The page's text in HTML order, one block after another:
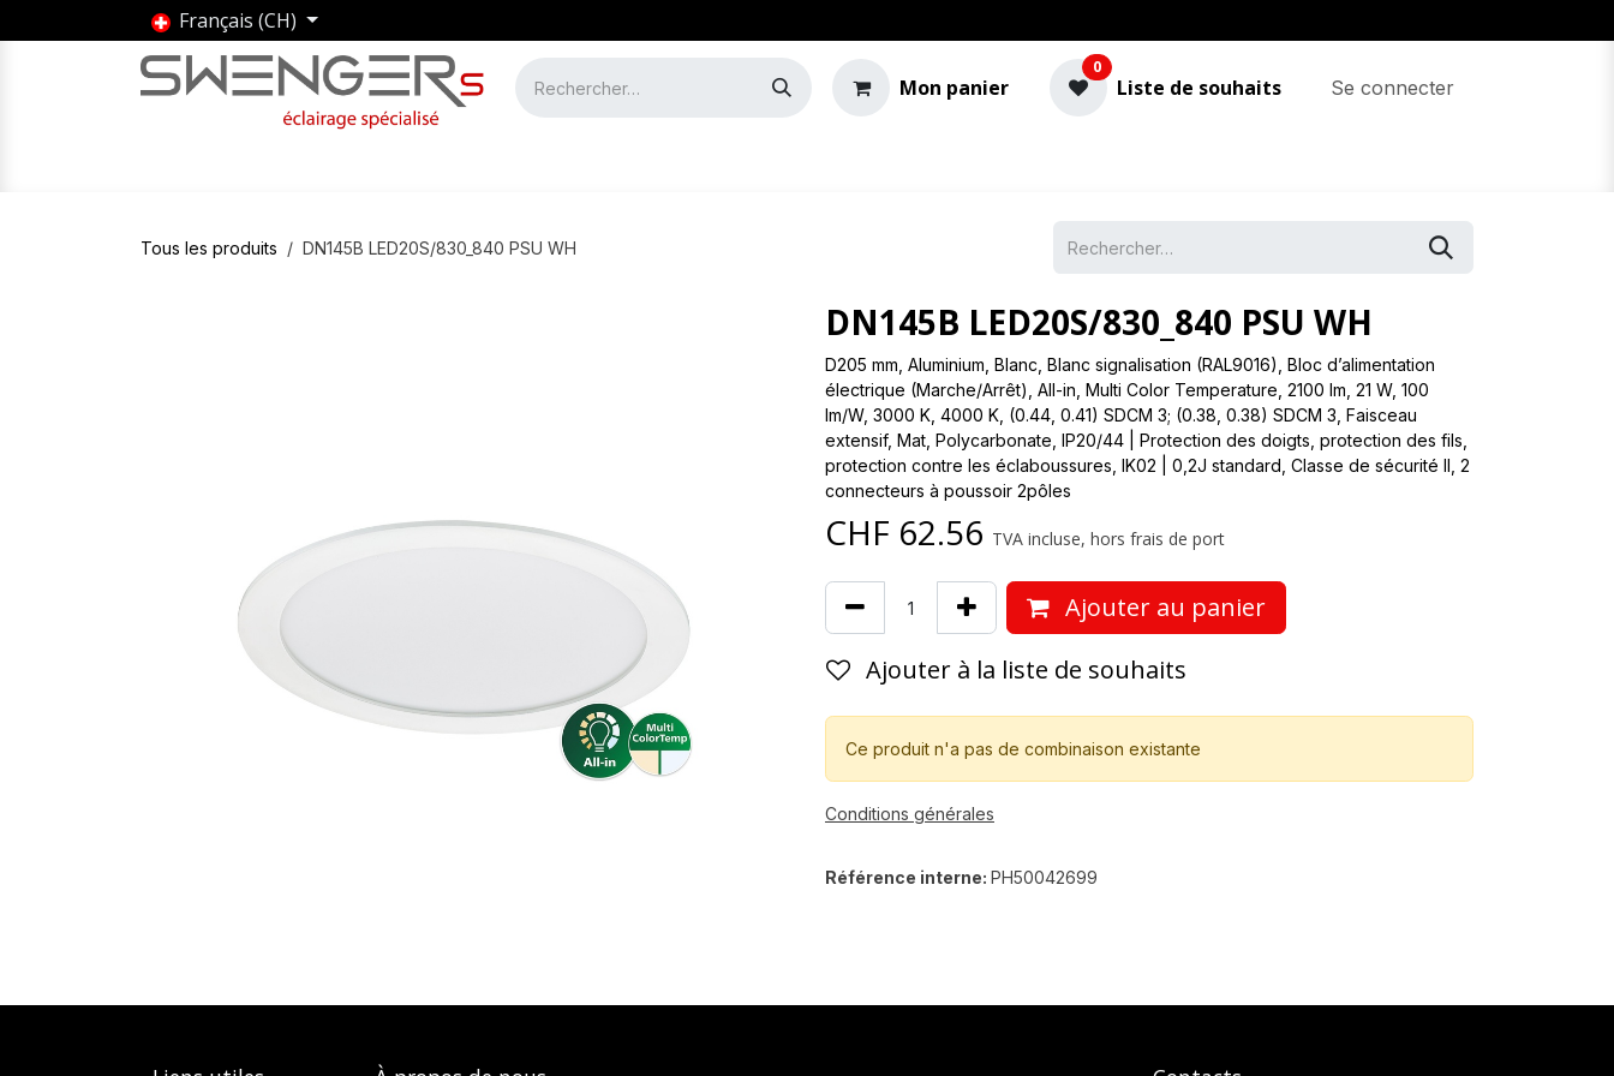
Se rendre au contenu
Français (CH)
Mon panier
0
Liste de souhaits Se connecter
Tous les produits DN145B LED20S/830_840 PSU WH
DN145B LED20S/830_840 PSU WH
D205 mm, Aluminium, Blanc, Blanc signalisation (RAL9016), Bloc d’alimentation
électrique (Marche/Arrêt), All-in, Multi Color Temperature, 2100 lm, 21 W, 100
lm/W, 3000 K, 4000 K, (0.44, 0.41) SDCM 3; (0.38, 0.38) SDCM 3, Faisceau
extensif, Mat, Polycarbonate, IP20/44 | Protection des doigts, protection des fils,
protection contre les éclaboussures, IK02 | 0,2J standard, Classe de sécurité II, 2
connecteurs à poussoir 2pôles
CHF 62.56 TVA incluse, hors frais de port
Ajouter au panier
Ajouter à la liste de souhaits
Ce produit n'a pas de combinaison existante
Conditions générales
Référence interne: PH50042699